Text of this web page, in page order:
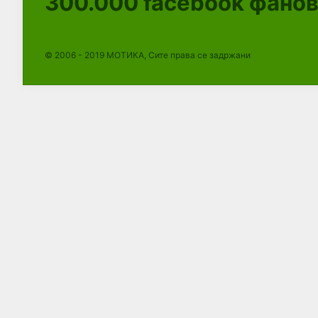
© 2006 - 2019 МОТИКА, Сите права се задржани